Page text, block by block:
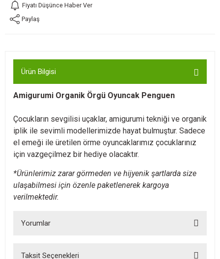
Fiyatı Düşünce Haber Ver
Paylaş
Ürün Bilgisi
Amigurumi Organik Örgü Oyuncak Penguen
Çocukların sevgilisi uçaklar, amigurumi tekniği ve organik
iplik ile sevimli modellerimizde hayat bulmuştur. Sadece
el emeği ile üretilen örme oyuncaklarımız çocuklarınız
için vazgeçilmez bir hediye olacaktır.
*Ürünlerimiz zarar görmeden ve hijyenik şartlarda size
ulaşabilmesi için özenle paketlenerek kargoya
verilmektedir.
Yorumlar
Taksit Seçenekleri